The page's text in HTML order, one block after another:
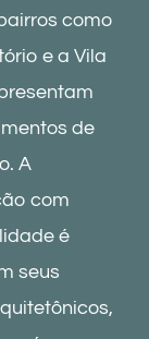
como
e a Vila
de
A
com
é
seus